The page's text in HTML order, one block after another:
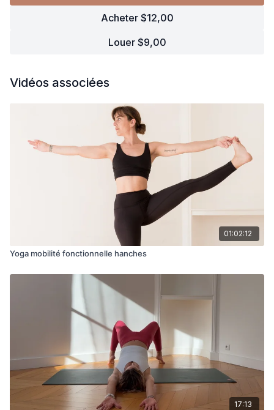
Peak pose : hanumanasana.
Acheter $12,00
Louer $9,00
Vidéos associées
01:02:12
Yoga mobilité fonctionnelle hanches
17:13